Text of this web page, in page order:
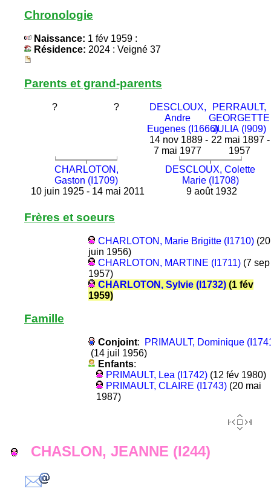
Chronologie
Naissance: 1 fév 1959 :
Résidence: 2024 : Veigné 37
Parents et grand-parents
? ?
DESCLOUX,
Andre
Eugenes (I1666)
14 nov 1889 -
7 mai 1977
PERRAULT,
GEORGETTE
JULIA (I909)
22 mai 1897 -
1957
CHARLOTON,
Gaston (I1709)
10 juin 1925 - 14 mai 2011
DESCLOUX, Colette
Marie (I1708)
9 août 1932
Frères et soeurs
CHARLOTON, Marie Brigitte (I1710)(20
juin 1956)
CHARLOTON, MARTINE (I1711)(7 sep
1957)
CHARLOTON, Sylvie (I1732)(1 fév
1959)
Famille
Conjoint:
PRIMAULT, Dominique
(14 juil 1956)
Enfants:
PRIMAULT, Lea (I1742)(12 fév 1980)
PRIMAULT, CLAIRE (I1743)(20 mai
1987)
CHASLON, JEANNE (I244)